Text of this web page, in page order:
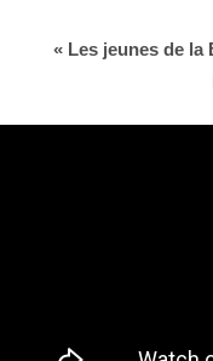
« Les jeunes de